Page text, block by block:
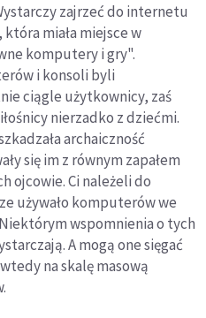
zajrzeć do internetu
miała miejsce w
komputery i gry".
i konsoli byli
ciągle użytkownicy, zaś
nierzadko z dziećmi.
archaiczność
się im z równym zapałem
ojcowie. Ci należeli do
używało komputerów we
wspomnienia o tych
A mogą one sięgać
na skalę masową